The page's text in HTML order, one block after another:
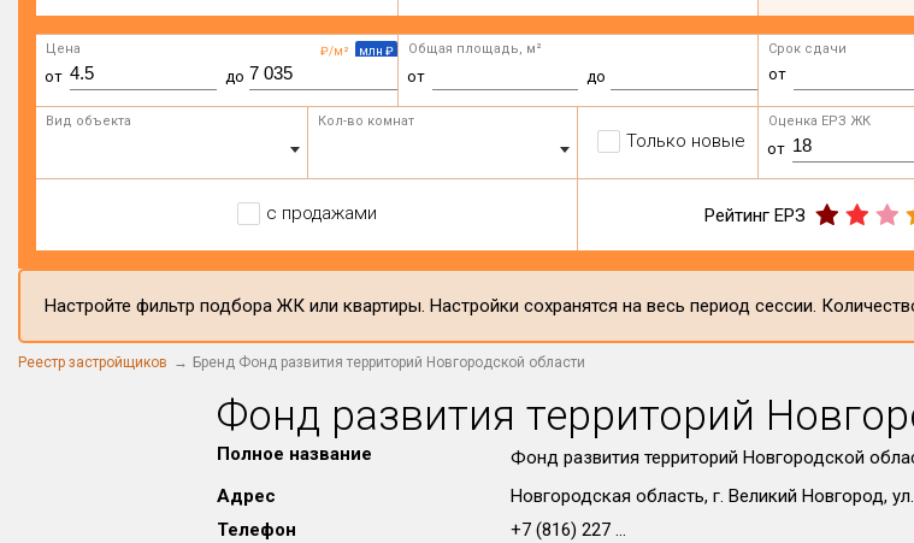
₽/м² млн ₽
Цена
от до
Общая площадь, м²
от до
Срок сдачи
от
Вид объекта Кол-во комнат
Только новые
Оценка ЕРЗ ЖК
от
с продажами Рейтинг ЕРЗ
Настройте фильтр подбора ЖК или квартиры. Настройки сохранятся на весь период сессии.
Реестр застройщиков Бренд Фонд развития территорий Новгородской области
Фонд развития территорий
Полное название
Фонд развития территорий Новгородской
Адрес
Новгородская область, г. Великий Новгород,
Телефон
+7 (816) 227 ...